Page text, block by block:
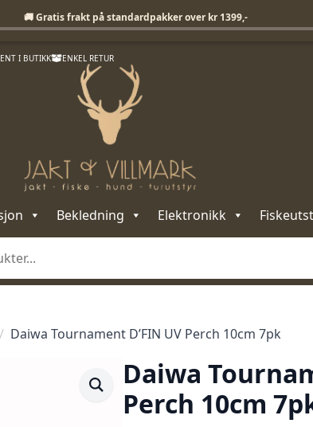
I BUTIKK ENKEL RETUR
Bekledning Elektronikk
Daiwa Tournament D’FIN UV Perch 10cm 7pk
Daiwa
Perch 10cm
🚚 Gratis frakt på standardpakker over kr 1399,-